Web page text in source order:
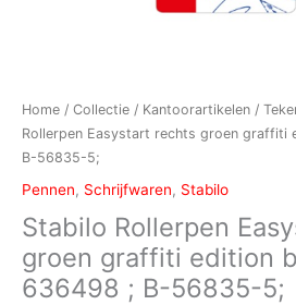
Home / Collectie / Kantoorartikelen /
Rollerpen Easystart rechts groen graffiti
B-56835-5;
Pennen, Schrijfwaren, Stabilo
Stabilo Rollerpen
groen graffiti edition
636498 ; B-56835-5;